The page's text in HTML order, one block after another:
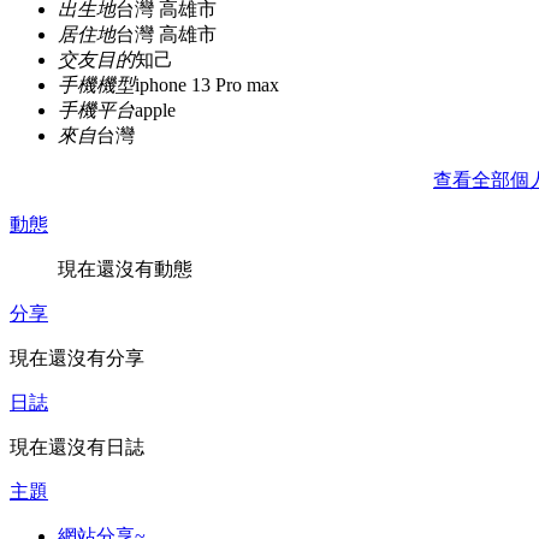
出生地台灣 高雄市
居住地台灣 高雄市
交友目的知己
手機機型iphone 13 Pro max
手機平台apple
來自台灣
查看全部個
動態
現在還沒有動態
分享
現在還沒有分享
日誌
現在還沒有日誌
主題